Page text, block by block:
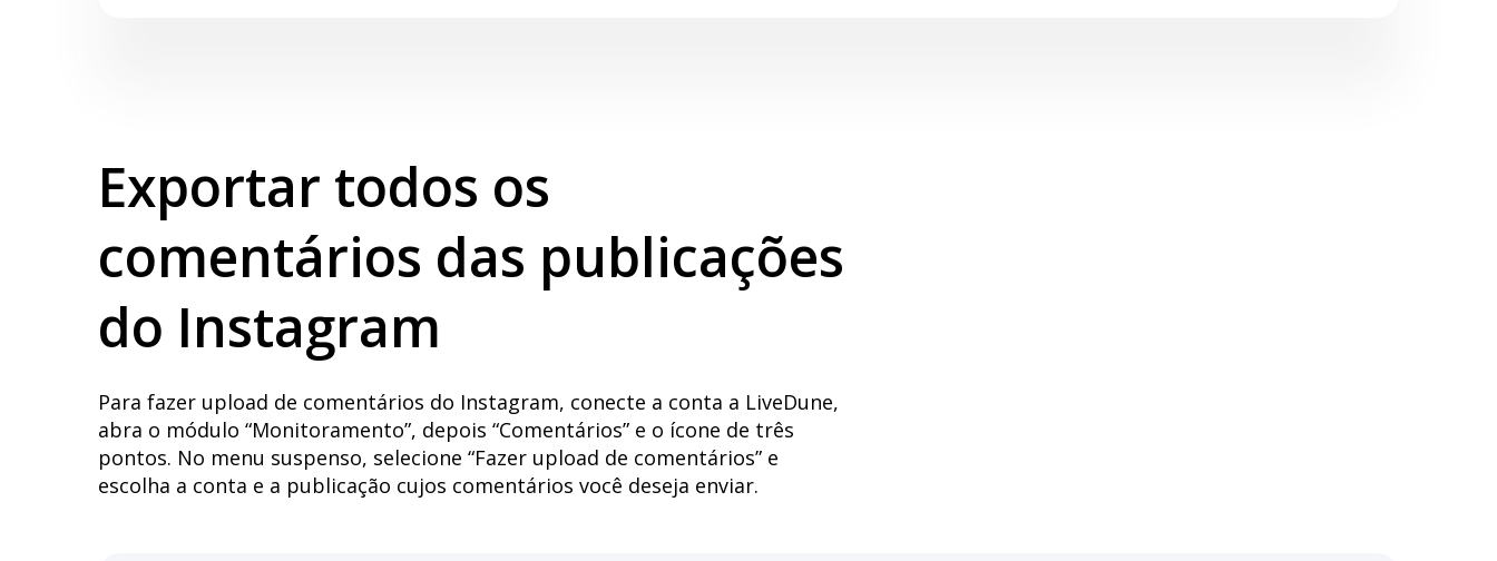
Exportar todos os
comentários das publicações
do Instagram
Para fazer upload de comentários do Instagram, conecte a conta a LiveDune,
abra o módulo “Monitoramento”, depois “Comentários” e o ícone de três
pontos. No menu suspenso, selecione “Fazer upload de comentários” e
escolha a conta e a publicação cujos comentários você deseja enviar.